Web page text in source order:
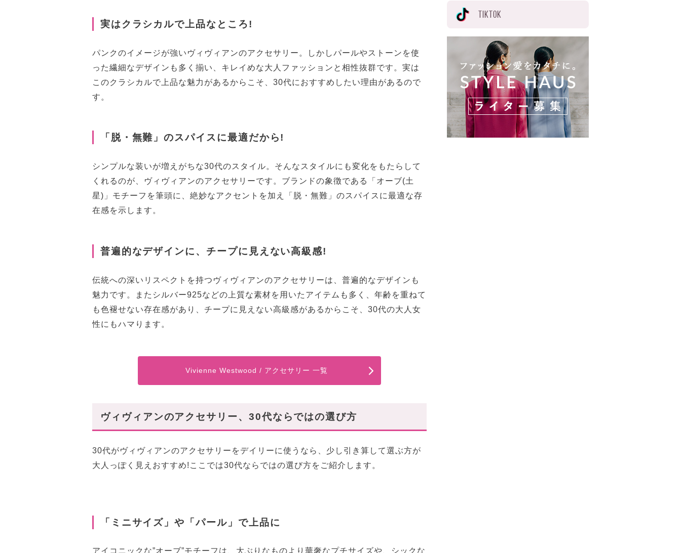
実はクラシカルで上品なところ!
パンクのイメージが強いヴィヴィアンのアクセサリー。しかしパールやストーンを使
った繊細なデザインも多く揃い、キレイめな大人ファッションと相性抜群です。実は
このクラシカルで上品な魅力があるからこそ、30代におすすめしたい理由があるので
す。
「脱・無難」のスパイスに最適だから!
シンプルな装いが増えがちな30代のスタイル。そんなスタイルにも変化をもたらして
くれるのが、ヴィヴィアンのアクセサリーです。ブランドの象徴である「オーブ(土
星)」モチーフを筆頭に、絶妙なアクセントを加え「脱・無難」のスパイスに最適な存
在感を示します。
普遍的なデザインに、チープに見えない高級感!
伝統への深いリスペクトを持つヴィヴィアンのアクセサリーは、普遍的なデザインも
魅力です。またシルバー925などの上質な素材を用いたアイテムも多く、年齢を重ねて
も色褪せない存在感があり、チープに見えない高級感があるからこそ、30代の大人女
性にもハマります。
Vivienne Westwood / アクセサリー 一覧
ヴィヴィアンのアクセサリー、30代ならではの選び方
30代がヴィヴィアンのアクセサリーをデイリーに使うなら、少し引き算して選ぶ方が
大人っぽく見えおすすめ!ここでは30代ならではの選び方をご紹介します。
「ミニサイズ」や「パール」で上品に
アイコニックな”オーブ”モチーフは、大ぶりなものより華奢なプチサイズや、シックな
TIKTOK